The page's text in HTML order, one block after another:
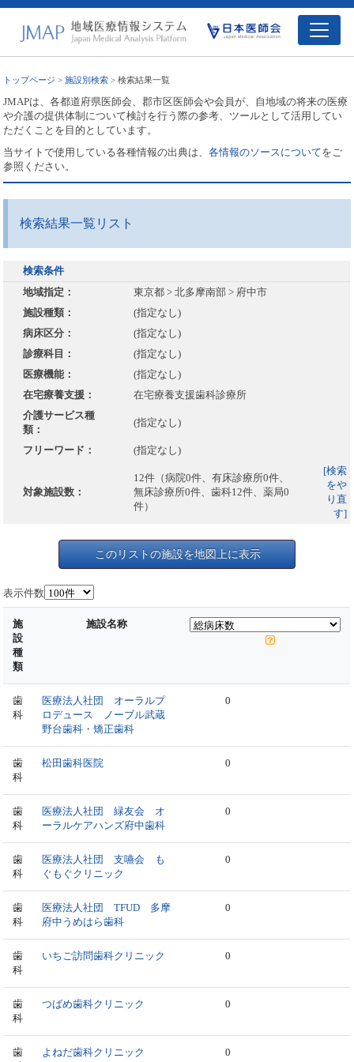
トップページ >施設別検索 > 検索結果一覧
JMAPは、各都道府県医師会、郡市区医師会や会員が、自地域の将来の医療
や介護の提供体制について検討を行う際の参考、ツールとして活用してい
ただくことを目的としています。
当サイトで使用している各種情報の出典は、各情報のソースについてをご
参照ください。
検索結果一覧リスト
検索条件
地域指定：
東京都 > 北多摩南部 > 府中市
施設種類：
(指定なし)
病床区分：
(指定なし)
診療科目：
(指定なし)
医療機能：
(指定なし)
在宅療養支援：
在宅療養支援歯科診療所
介護サービス種
類：
(指定なし)
フリーワード： (指定なし)
対象施設数：
12件（病院0件、有床診療所0件、
無床診療所0件、歯科12件、薬局0
件）
[検索
をや
り直
す]
このリストの施設を地図上に表示
表示件数
施
設
種
類
施設名称
歯
科
医療法人社団 オーラルプ
ロデュース ノーブル武蔵
野台歯科・矯正歯科
0
歯
科
松田歯科医院 0
歯
科
医療法人社団 緑友会 オ
ーラルケアハンズ府中歯科
0
歯
科
医療法人社団 支嚥会 も
ぐもぐクリニック
0
歯
科
医療法人社団 TFUD 多摩
府中うめはら歯科
0
歯
科
いちご訪問歯科クリニック 0
歯
科
つばめ歯科クリニック 0
歯
よねだ歯科クリニック 0